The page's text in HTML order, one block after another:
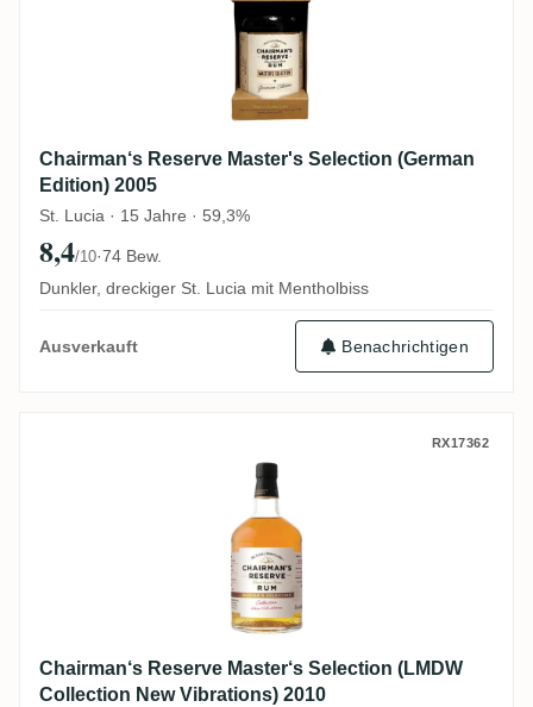
Chairman‘s Reserve Master's Selection (German
Edition) 2005
St. Lucia · 15 Jahre · 59,3%
8,4/10·74 Bew.
Dunkler, dreckiger St. Lucia mit Mentholbiss
Ausverkauft Benachrichtigen
Chairman‘s Reserve Master‘s Selection
RX17362
Chairman‘s Reserve Master‘s Selection (LMDW
Collection New Vibrations) 2010